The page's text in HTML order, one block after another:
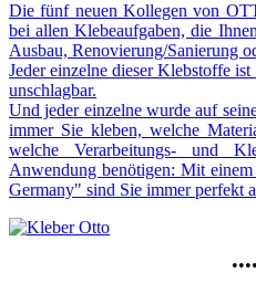
Die fünf neuen Kollegen von
bei allen Klebeaufgaben, die
Ausbau, Renovierung/Sanierung
Jeder einzelne dieser Klebstoffe
unschlagbar.
Und jeder einzelne wurde auf
immer Sie kleben, welche
welche Verarbeitungs- und
Anwendung benötigen: Mit
Germany" sind Sie immer perfekt